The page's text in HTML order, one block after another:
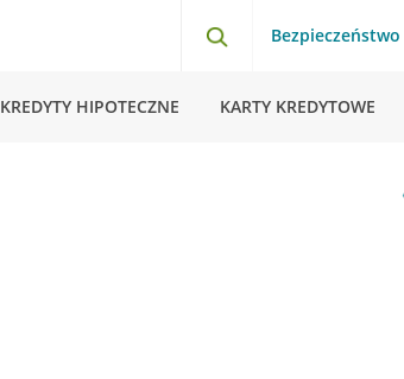
Bezpieczeństwo
KREDYTY HIPOTECZNE KARTY KREDYTOWE